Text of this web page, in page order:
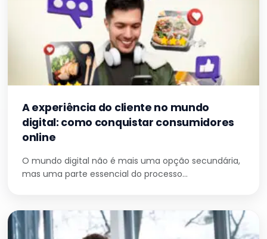
A experiência do cliente no mundo
digital: como conquistar consumidores
online
O mundo digital não é mais uma opção secundária,
mas uma parte essencial do processo…